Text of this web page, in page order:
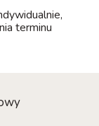
terminu